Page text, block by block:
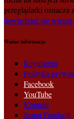
przeglądarki oznacza
dowiedzieć się
Ważne informacje
Regulamin
Polityka
Facebook
YouTube
Kontakt
Statut Fundacji